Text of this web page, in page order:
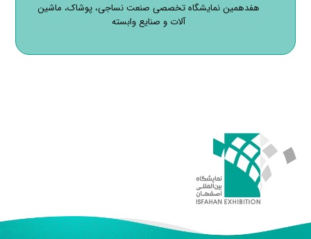
هفدهمین نمایشگاه تخصصی صنعت نساجی، پوشاک، ماشین
آلات و صنایع وابسته